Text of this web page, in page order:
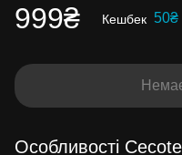
999₴ Кешбек 50₴
Особливості